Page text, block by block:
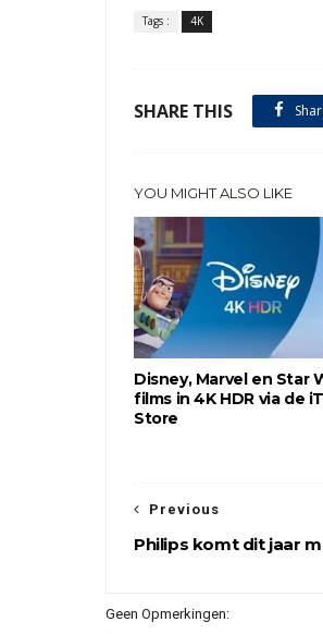
Tags : 4K
SHARE THIS
YOU MIGHT ALSO LIKE
Disney, Marvel en Star
films in 4K HDR via de
Store
Previous
Philips komt dit jaar
Geen Opmerkingen: